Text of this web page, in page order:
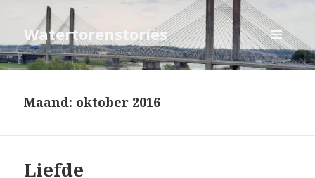
Watertorenstories
MENU
EN
Maand: oktober 2016
Liefde